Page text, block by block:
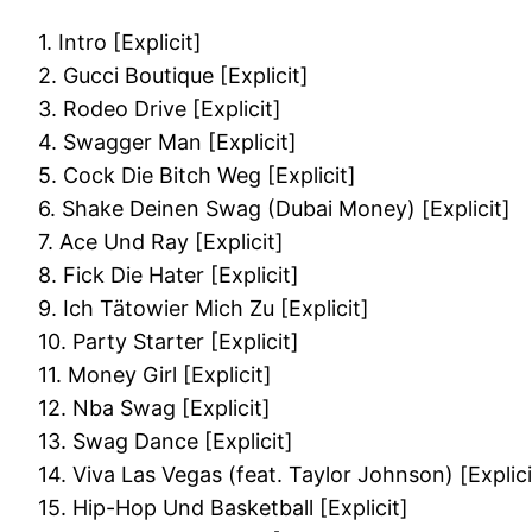
1. Intro [Explicit]
2. Gucci Boutique [Explicit]
3. Rodeo Drive [Explicit]
4. Swagger Man [Explicit]
5. Cock Die Bitch Weg [Explicit]
6. Shake Deinen Swag (Dubai Money) [Explicit]
7. Ace Und Ray [Explicit]
8. Fick Die Hater [Explicit]
9. Ich Tätowier Mich Zu [Explicit]
10. Party Starter [Explicit]
11. Money Girl [Explicit]
12. Nba Swag [Explicit]
13. Swag Dance [Explicit]
14. Viva Las Vegas (feat. Taylor Johnson)
15. Hip-Hop Und Basketball [Explicit]